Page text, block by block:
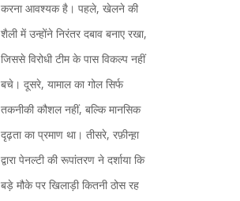
करना आवश्यक है। पहले, खेलने की
शैली में उन्होंने निरंतर दबाव बनाए रखा,
जिससे विरोधी टीम के पास विकल्प नहीं
बचे। दूसरे, यामाल का गोल सिर्फ
तकनीकी कौशल नहीं, बल्कि मानसिक
दृढ़ता का प्रमाण था। तीसरे, रफ़ीन्ह़ा
द्वारा पेनल्टी की रूपांतरण ने दर्शाया कि
बड़े मौके पर खिलाड़ी कितनी ठोस रह